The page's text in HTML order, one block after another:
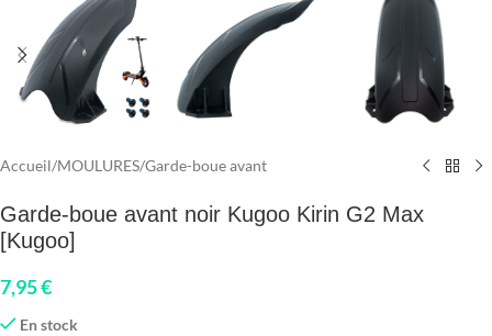
Accueil/MOULURES/Garde-boue avant
Garde-boue avant noir Kugoo Kirin G2 Max
[Kugoo]
7,95€
En stock